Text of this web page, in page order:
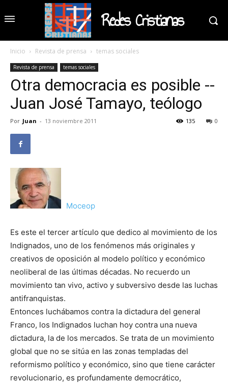
Redes Cristianas
Inicio Revista de prensa temas sociales
Revista de prensa temas sociales
Otra democracia es posible --
Juan José Tamayo, teólogo
Por Juan - 13 noviembre 2011 0
135
Moceop
Es este el tercer artículo que dedico al movimiento de los
Indignados, uno de los fenómenos más originales y
creativos de oposición al modelo político y económico
neoliberal de las últimas décadas. No recuerdo un
movimiento tan vivo, activo y subversivo desde las luchas
antifranquistas.
Entonces luchábamos contra la dictadura del general
Franco, los Indignados luchan hoy contra una nueva
dictadura, la de los mercados. Se trata de un movimiento
global que no se sitúa en las zonas templadas del
reformismo político y económico, sino que tiene carácter
revolucionario, es profundamente democrático,